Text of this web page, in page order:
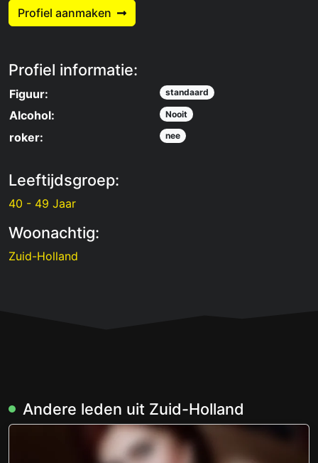
Profiel aanmaken
Profiel informatie:
Figuur: standaard
Alcohol: Nooit
roker: nee
Leeftijdsgroep:
40 - 49 Jaar
Woonachtig:
Zuid-Holland
Andere leden uit Zuid-Holland